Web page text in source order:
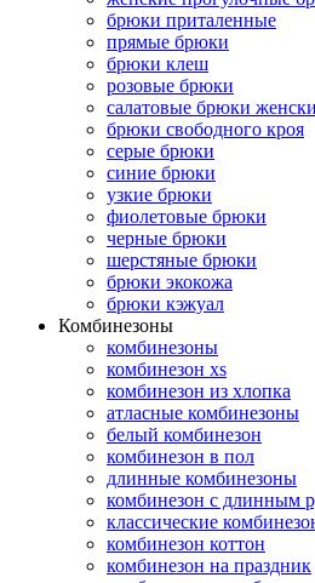
брюки приталенные
прямые брюки
брюки клеш
розовые брюки
салатовые брюки
брюки свободного кроя
серые брюки
синие брюки
узкие брюки
фиолетовые брюки
черные брюки
шерстяные брюки
брюки экокожа
брюки кэжуал
Комбинезоны
комбинезоны
комбинезон xs
комбинезон из хлопка
атласные комбинезоны
белый комбинезон
комбинезон в пол
длинные комбинезоны
комбинезон с длинным
классические
комбинезон коттон
комбинезон на праздник